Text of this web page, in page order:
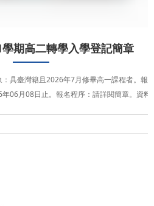
期高二轉學入學登記簡章
具臺灣籍且2026年7月修畢高一課程者。報
06月08日止。報名程序：請詳閱簡章。資料